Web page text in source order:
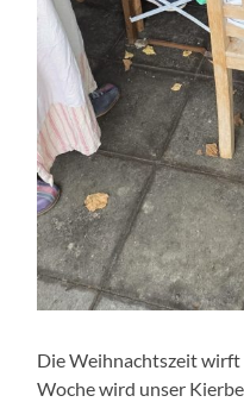
Die Weihnachtszeit wirft
Woche wird unser